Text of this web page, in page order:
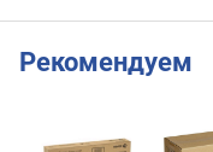
Рекомендуем